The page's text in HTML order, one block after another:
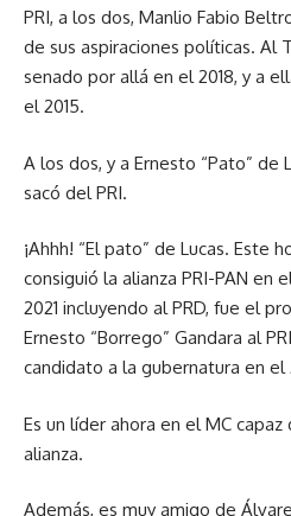
PRI, a los dos, Manlio Fabio
de sus aspiraciones políticas. Al
senado por allá en el 2018, y a
el 2015.
A los dos, y a Ernesto “Pato” de
sacó del PRI.
¡Ahhh! “El pato” de Lucas. Este
consiguió la alianza PRI-PAN en
2021 incluyendo al PRD, fue el
Ernesto “Borrego” Gandara al
candidato a la gubernatura en el
Es un líder ahora en el MC
alianza.
Además, es muy amigo de